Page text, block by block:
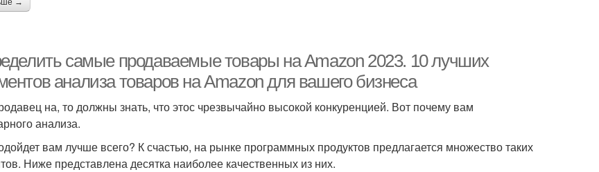
→
самые продаваемые товары на Amazon 2023. 10 лучших
анализа товаров на Amazon для вашего бизнеса
на, то должны знать, что этос чрезвычайно высокой конкуренцией. Вот почему вам
анализа.
вам лучше всего? К счастью, на рынке программных продуктов предлагается множество таких
Ниже представлена десятка наиболее качественных из них.